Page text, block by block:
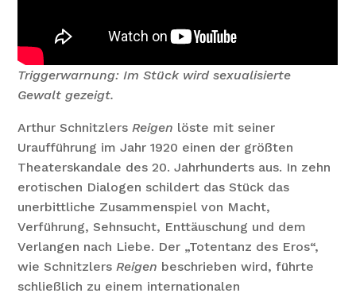
Triggerwarnung: Im Stück wird sexualisierte
Gewalt gezeigt.
Arthur Schnitzlers Reigen löste mit seiner
Uraufführung im Jahr 1920 einen der größten
Theaterskandale des 20. Jahrhunderts aus. In zehn
erotischen Dialogen schildert das Stück das
unerbittliche Zusammenspiel von Macht,
Verführung, Sehnsucht, Enttäuschung und dem
Verlangen nach Liebe. Der „Totentanz des Eros“,
wie Schnitzlers Reigen beschrieben wird, führte
schließlich zu einem internationalen